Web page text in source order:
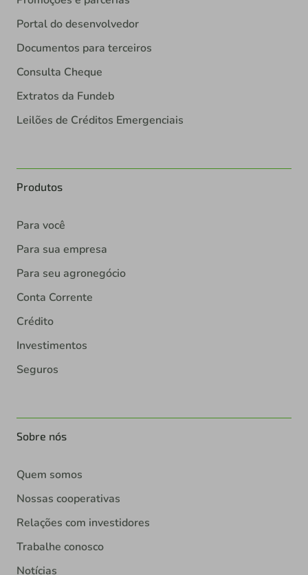
Portal do desenvolvedor
Documentos para terceiros
Consulta Cheque
Extratos da Fundeb
Leilões de Créditos Emergenciais
Produtos
Para você
Para sua empresa
Para seu agronegócio
Conta Corrente
Crédito
Investimentos
Seguros
Sobre nós
Quem somos
Nossas cooperativas
Relações com investidores
Trabalhe conosco
Notícias